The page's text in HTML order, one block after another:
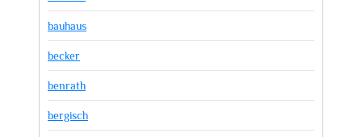
bauhaus
becker
benrath
bergisch